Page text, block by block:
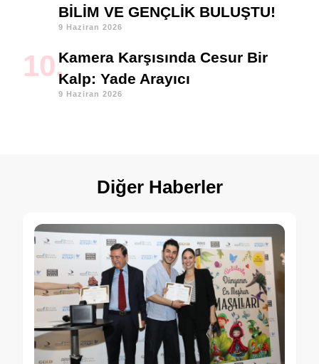
BİLİM VE GENÇLİK BULUŞTU!
9 Haziran 2026
Kamera Karşısında Cesur Bir
Kalp: Yade Arayıcı
9 Haziran 2026
Diğer Haberler